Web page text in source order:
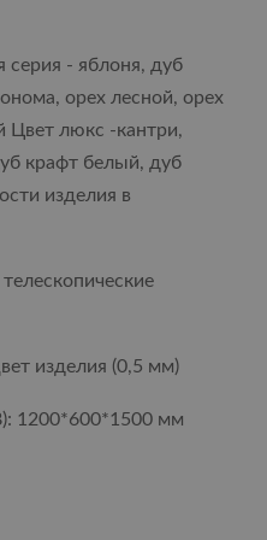
серия - яблоня, дуб
орех лесной, орех
Цвет люкс -кантри,
крафт белый, дуб
изделия в
изделия (0,5 мм)
1200*600*1500 мм